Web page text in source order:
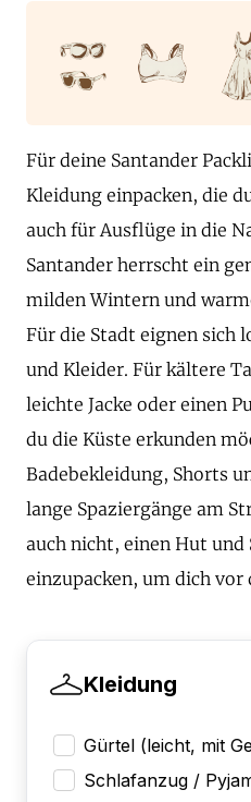
Für deine Santander
Kleidung einpacken, die
auch für Ausflüge in die
Santander herrscht ein
milden Wintern und
Für die Stadt eignen sich
und Kleider. Für kältere
leichte Jacke oder einen
du die Küste erkunden
Badebekleidung, Shorts
lange Spaziergänge am
auch nicht, einen Hut und
einzupacken, um dich vor
Kleidung
Gürtel (leicht, mit
Schlafanzug /